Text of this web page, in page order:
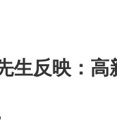
生反映：